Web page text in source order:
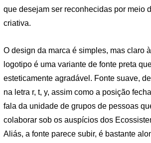
que desejam ser reconhecidas por meio
criativa.
O design da marca é simples, mas claro
logotipo é uma variante de fonte preta
esteticamente agradável. Fonte suave,
na letra r, t, y, assim como a posição
fala da unidade de grupos de pessoas
colaborar sob os auspícios dos
Aliás, a fonte parece subir, é bastante